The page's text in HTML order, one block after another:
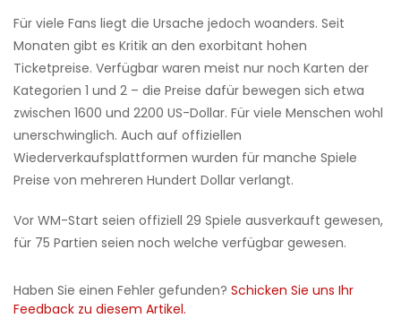
Für viele Fans liegt die Ursache jedoch woanders. Seit
Monaten gibt es Kritik an den exorbitant hohen
Ticketpreise. Verfügbar waren meist nur noch Karten der
Kategorien 1 und 2 – die Preise dafür bewegen sich etwa
zwischen 1600 und 2200 US-Dollar. Für viele Menschen wohl
unerschwinglich. Auch auf offiziellen
Wiederverkaufsplattformen wurden für manche Spiele
Preise von mehreren Hundert Dollar verlangt.
Vor WM-Start seien offiziell 29 Spiele ausverkauft gewesen,
für 75 Partien seien noch welche verfügbar gewesen.
Haben Sie einen Fehler gefunden? Schicken Sie uns Ihr
Feedback zu diesem Artikel.